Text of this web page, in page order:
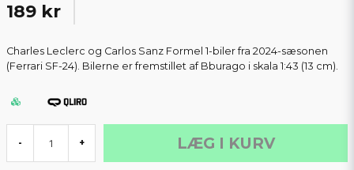
189 kr
Charles Leclerc og Carlos Sanz Formel 1-biler fra 2024-sæsonen
(Ferrari SF-24). Bilerne er fremstillet af Bburago i skala 1:43 (13 cm).
- + LÆG I KURV